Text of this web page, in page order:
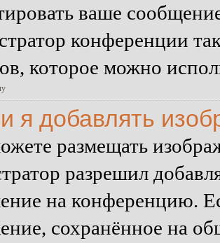
ваше
конференции
которое можно
я добавлять
размещать
разрешил
на конференцию.
сохранённое на